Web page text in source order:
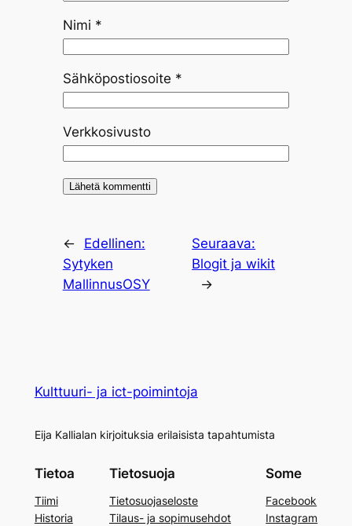
Nimi *
Sähköpostiosoite *
Verkkosivusto
←
Edellinen:
Sytyken
MallinnusOSY
Seuraava:
Blogit ja wikit
→
Kulttuuri- ja ict-poimintoja
Eija Kallialan kirjoituksia erilaisista tapahtumista
Tietoa
Tiimi
Historia
Tietosuoja
Tietosuojaseloste
Tilaus- ja sopimusehdot
Some
Facebook
Instagram